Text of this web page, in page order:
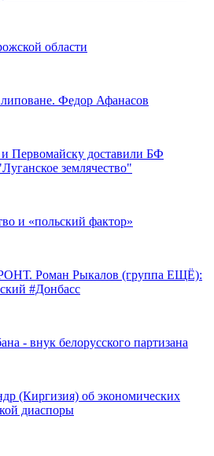
области
Федор Афанасов
Первомайску доставили БФ
землячество"
и «польский фактор»
Роман Рыкалов (группа ЕЩЁ):
#Донбасс
- внук белорусского партизана
(Киргизия) об экономических
диаспоры